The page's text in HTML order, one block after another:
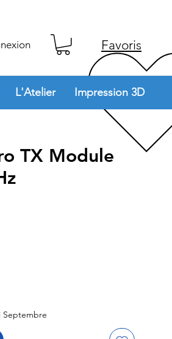
Favoris
L'Atelier Impression 3D
TX Module
Septembre